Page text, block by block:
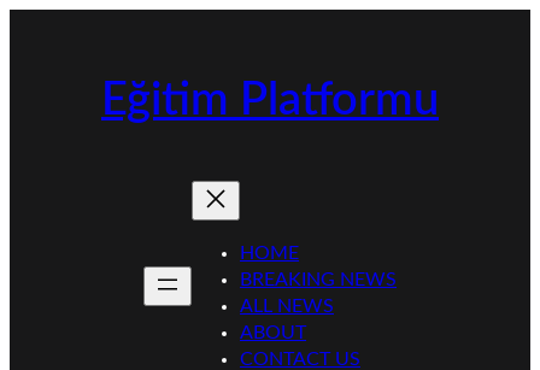
Eğitim Platformu
HOME
BREAKING NEWS
ALL NEWS
ABOUT
CONTACT US